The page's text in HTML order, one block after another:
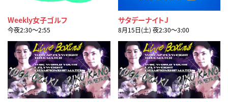
Weekly女子ゴルフ
今夜2:30〜2:55
サタデーナイトJ
8月15日(土) 夜2:30〜3:00